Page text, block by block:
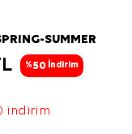
SUMMER
%50 İndirim
indirim